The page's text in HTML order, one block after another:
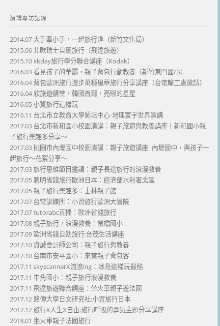
演講專訪記錄
2014.07 大手牽小手，一起旅行趣（新竹文化局）
2015.06 北歐瑞士自駕旅行（飛達旅遊）
2015.10 kkday旅行學分聯合講座（Kodak）
2016.03 看見孩子的華麗，親子背包行動教養（新竹東門國小）
2016.04 背包歐洲旅行漫步萬種風華旅行分享講座（台電輸工處邀請）
2016.04 欣旅遊講堂，韓國首爾，亮眼的星星
2016.05 小資旅行這樣玩
2016.11 台北市立教育大學師培中心-地理寰宇世界演講
2017.03 台北市新和國小校園演講：親子旅遊與教養講座｜新和國小親
子旅行樂趣多分享～
2017.03 桃園市內壢國中校園演講：親子旅遊講座|內壢國中・與孩子一
起旅行～花絮分享～
2017.03 旅行思維節目邀請：親子長途旅行的浪漫教養
2017.05 聰明省錢旅行歐洲日本：經濟部水利署北區
2017.05 親子旅行樂趣多：士林親子館
2017.07 台電訓練所：小資旅行歐洲大冒險
2017.07 tutorabc直播：歐洲省錢旅行
2017.08 親子旅行，浪漫教養：螢橋國小
2017.09 歐洲省錢自助旅行:台茂生活講座
2017.10 資誠會計師公司：親子旅行與教養
2017.10 台南市安平國小：來當親子背包客
2017.11 skyscannerX流浪ing：冰島這樣玩最酷
2017.11 中角國小：親子旅行浪漫教養
2017.11 飛達旅遊聯合講座：坐火車親子遊法國
2017.12 銘傳大學日文研究社:小資旅行日本
2017.12 旅行X人生X自由:旅行呼吸的勇氣主題分享講座
2018.01 坐火車親子法國旅行